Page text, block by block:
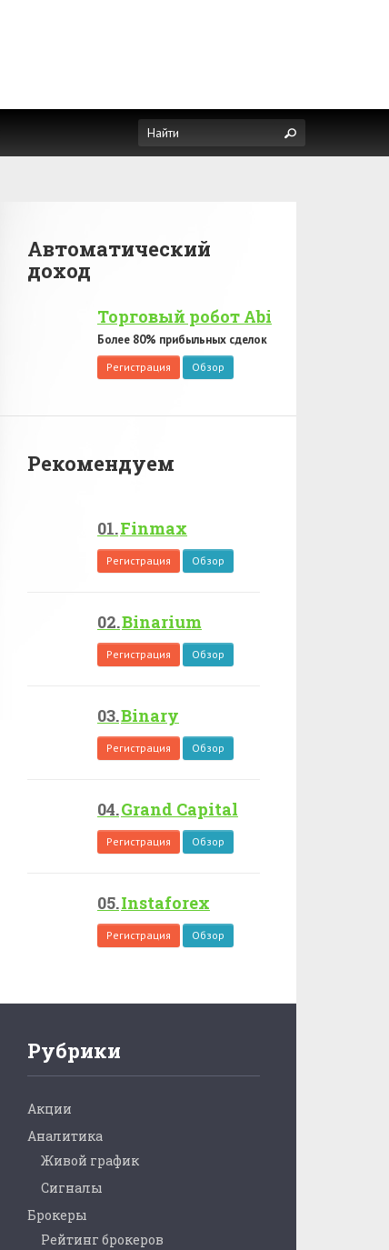
Автоматический
доход
Торговый робот Abi
Более 80% прибыльных сделок
Регистрация Обзор
Рекомендуем
Finmax
Регистрация Обзор
Binarium
Регистрация Обзор
Binary
Регистрация Обзор
Grand Capital
Регистрация Обзор
Instaforex
Регистрация Обзор
Рубрики
Акции
Аналитика
Живой график
Сигналы
Брокеры
Рейтинг брокеров